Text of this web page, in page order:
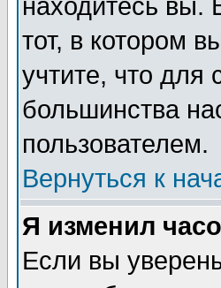
находитесь вы.
тот, в котором
учтите, что для
большинства
пользователем.
Вернуться к
Я изменил
Если вы